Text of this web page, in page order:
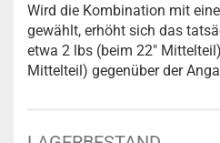
Wird die Kombination mit
gewählt, erhöht sich das
etwa 2 lbs (beim 22"
Mittelteil) gegenüber der